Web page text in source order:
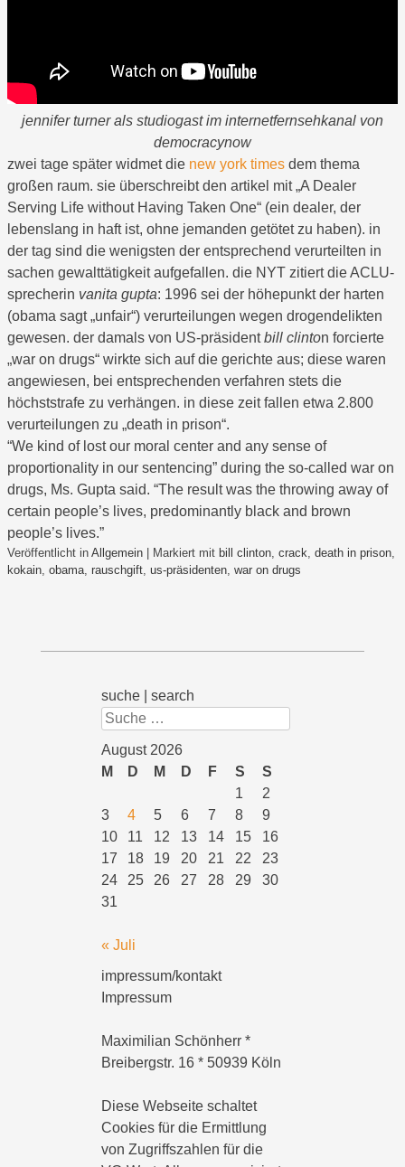
jennifer turner als studiogast im internetfernsehkanal von
democracynow
zwei tage später widmet die new york times dem thema
großen raum. sie überschreibt den artikel mit „A Dealer
Serving Life without Having Taken One“ (ein dealer, der
lebenslang in haft ist, ohne jemanden getötet zu haben). in
der tag sind die wenigsten der entsprechend verurteilten in
sachen gewalttätigkeit aufgefallen. die NYT zitiert die ACLU-
sprecherin vanita gupta: 1996 sei der höhepunkt der harten
(obama sagt „unfair“) verurteilungen wegen drogendelikten
gewesen. der damals von US-präsidentbill clinton forcierte
„war on drugs“ wirkte sich auf die gerichte aus; diese waren
angewiesen, bei entsprechenden verfahren stets die
höchststrafe zu verhängen. in diese zeit fallen etwa 2.800
verurteilungen zu „death in prison“.
“We kind of lost our moral center and any sense of
proportionality in our sentencing” during the so-called war on
drugs, Ms. Gupta said. “The result was the throwing away of
certain people’s lives, predominantly black and brown
people’s lives.”
Veröffentlicht in Allgemein Markiert mit bill clinton, crack, death in prison,
kokain, obama, rauschgift, us-präsidenten, war on drugs
suche | search
Suchen
August 2026
M
D M D F S
S
1
2
3
4 5 6 7 8
9
10
11 12 13 14 15
16
17
18 19 20 21 22
23
24
25 26 27 28 29
30
31
« Juli
impressum/kontakt
Impressum
Maximilian Schönherr *
Breibergstr. 16 * 50939 Köln
Diese Webseite schaltet
Cookies für die Ermittlung
von Zugriffszahlen für die